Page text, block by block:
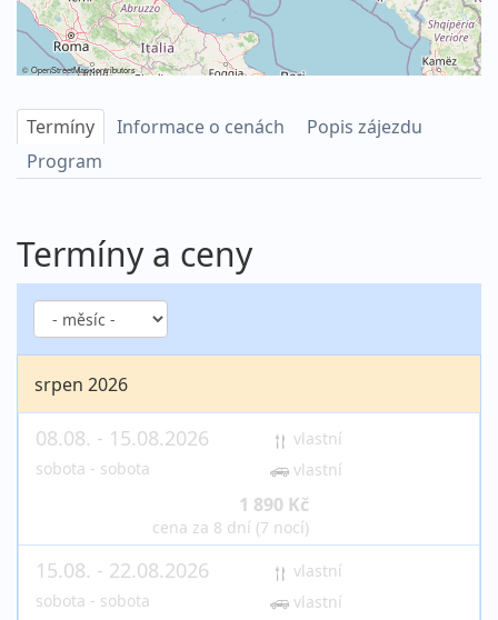
©OpenStreetMapcontributors
Termíny Informace o cenách
Popis zájezdu
Program
Termíny a ceny
srpen 2026
08.08. - 15.08.2026
sobota - sobota
vlastní
vlastní
1 890 Kč
cena za 8 dní (7 nocí)
15.08. - 22.08.2026
sobota - sobota
vlastní
vlastní